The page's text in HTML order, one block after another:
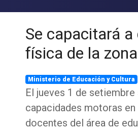
Se capacitará
física de la
Ministerio de Educación y Cultura
El jueves 1 de
capacidades motoras en
docentes del área de